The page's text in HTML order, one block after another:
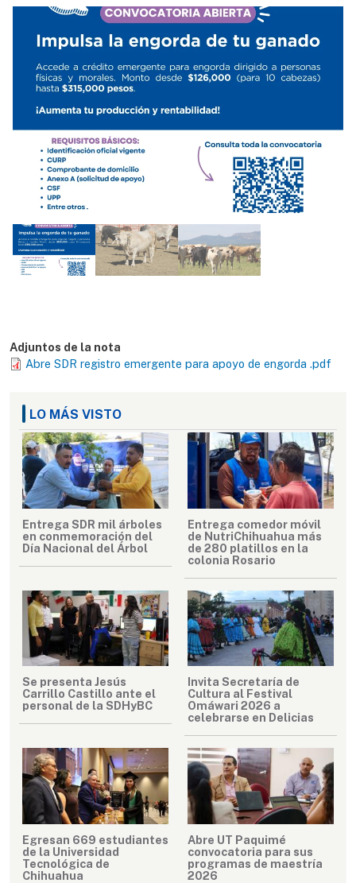
Adjuntos de la nota
Abre SDR registro emergente para apoyo de engorda .pdf
LO MÁS VISTO
Entrega SDR mil árboles
en conmemoración del
Día Nacional del Árbol
Entrega comedor móvil
de NutriChihuahua más
de 280 platillos en la
colonia Rosario
Se presenta Jesús
Carrillo Castillo ante el
personal de la SDHyBC
Invita Secretaría de
Cultura al Festival
Omáwari 2026 a
celebrarse en Delicias
Egresan 669 estudiantes
de la Universidad
Tecnológica de
Chihuahua
Abre UT Paquimé
convocatoria para sus
programas de maestría
2026